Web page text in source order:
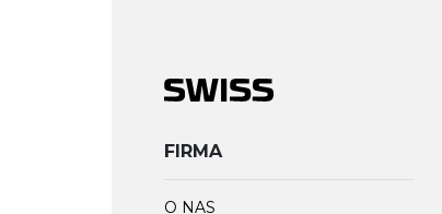
FIRMA
O NAS